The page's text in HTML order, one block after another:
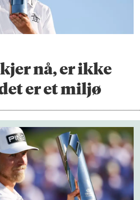
nå, er ikke
er et miljø